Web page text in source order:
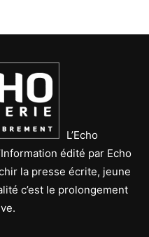
L’Echo
édité par Echo
la presse écrite, jeune
c’est le prolongement